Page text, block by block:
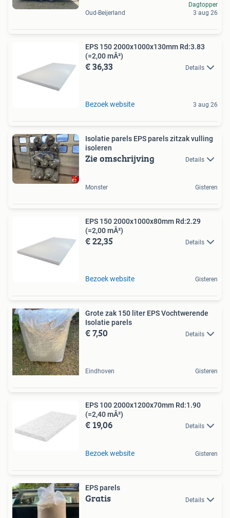
Oud-Beijerland
Dagtopper
3 aug 26
EPS 150 2000x1000x130mm Rd:3.83
(=2,00 mÂ²)
€ 36,33 Details
Bezoek website 3 aug 26
Isolatie parels EPS parels zitzak vulling
isoleren
Zie omschrijving Details
Monster Gisteren
EPS 150 2000x1000x80mm Rd:2.29
(=2,00 mÂ²)
€ 22,35 Details
Bezoek website Gisteren
Grote zak 150 liter EPS Vochtwerende
Isolatie parels
€ 7,50 Details
Eindhoven Gisteren
EPS 100 2000x1200x70mm Rd:1.90
(=2,40 mÂ²)
€ 19,06 Details
Bezoek website Gisteren
EPS parels
Gratis Details